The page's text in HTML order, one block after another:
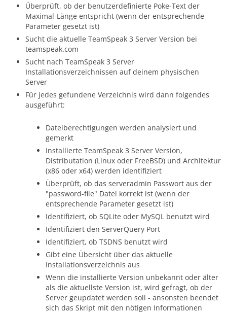
Überprüft, ob der benutzerdefinierte Poke-Text der
Maximal-Länge entspricht (wenn der entsprechende
Parameter gesetzt ist)
Sucht die aktuelle TeamSpeak 3 Server Version bei
teamspeak.com
Sucht nach TeamSpeak 3 Server
Installationsverzeichnissen auf deinem physischen
Server
Für jedes gefundene Verzeichnis wird dann folgendes
ausgeführt:
Dateiberechtigungen werden analysiert und
gemerkt
Installierte TeamSpeak 3 Server Version,
Distributation (Linux oder FreeBSD) und Architektur
(x86 oder x64) werden identifiziert
Überprüft, ob das serveradmin Passwort aus der
"password-file" Datei korrekt ist (wenn der
entsprechende Parameter gesetzt ist)
Identifiziert, ob SQLite oder MySQL benutzt wird
Identifiziert den ServerQuery Port
Identifiziert, ob TSDNS benutzt wird
Gibt eine Übersicht über das aktuelle
Installationsverzeichnis aus
Wenn die installierte Version unbekannt oder älter
als die aktuellste Version ist, wird gefragt, ob der
Server geupdatet werden soll - ansonsten beendet
sich das Skript mit den nötigen Informationen